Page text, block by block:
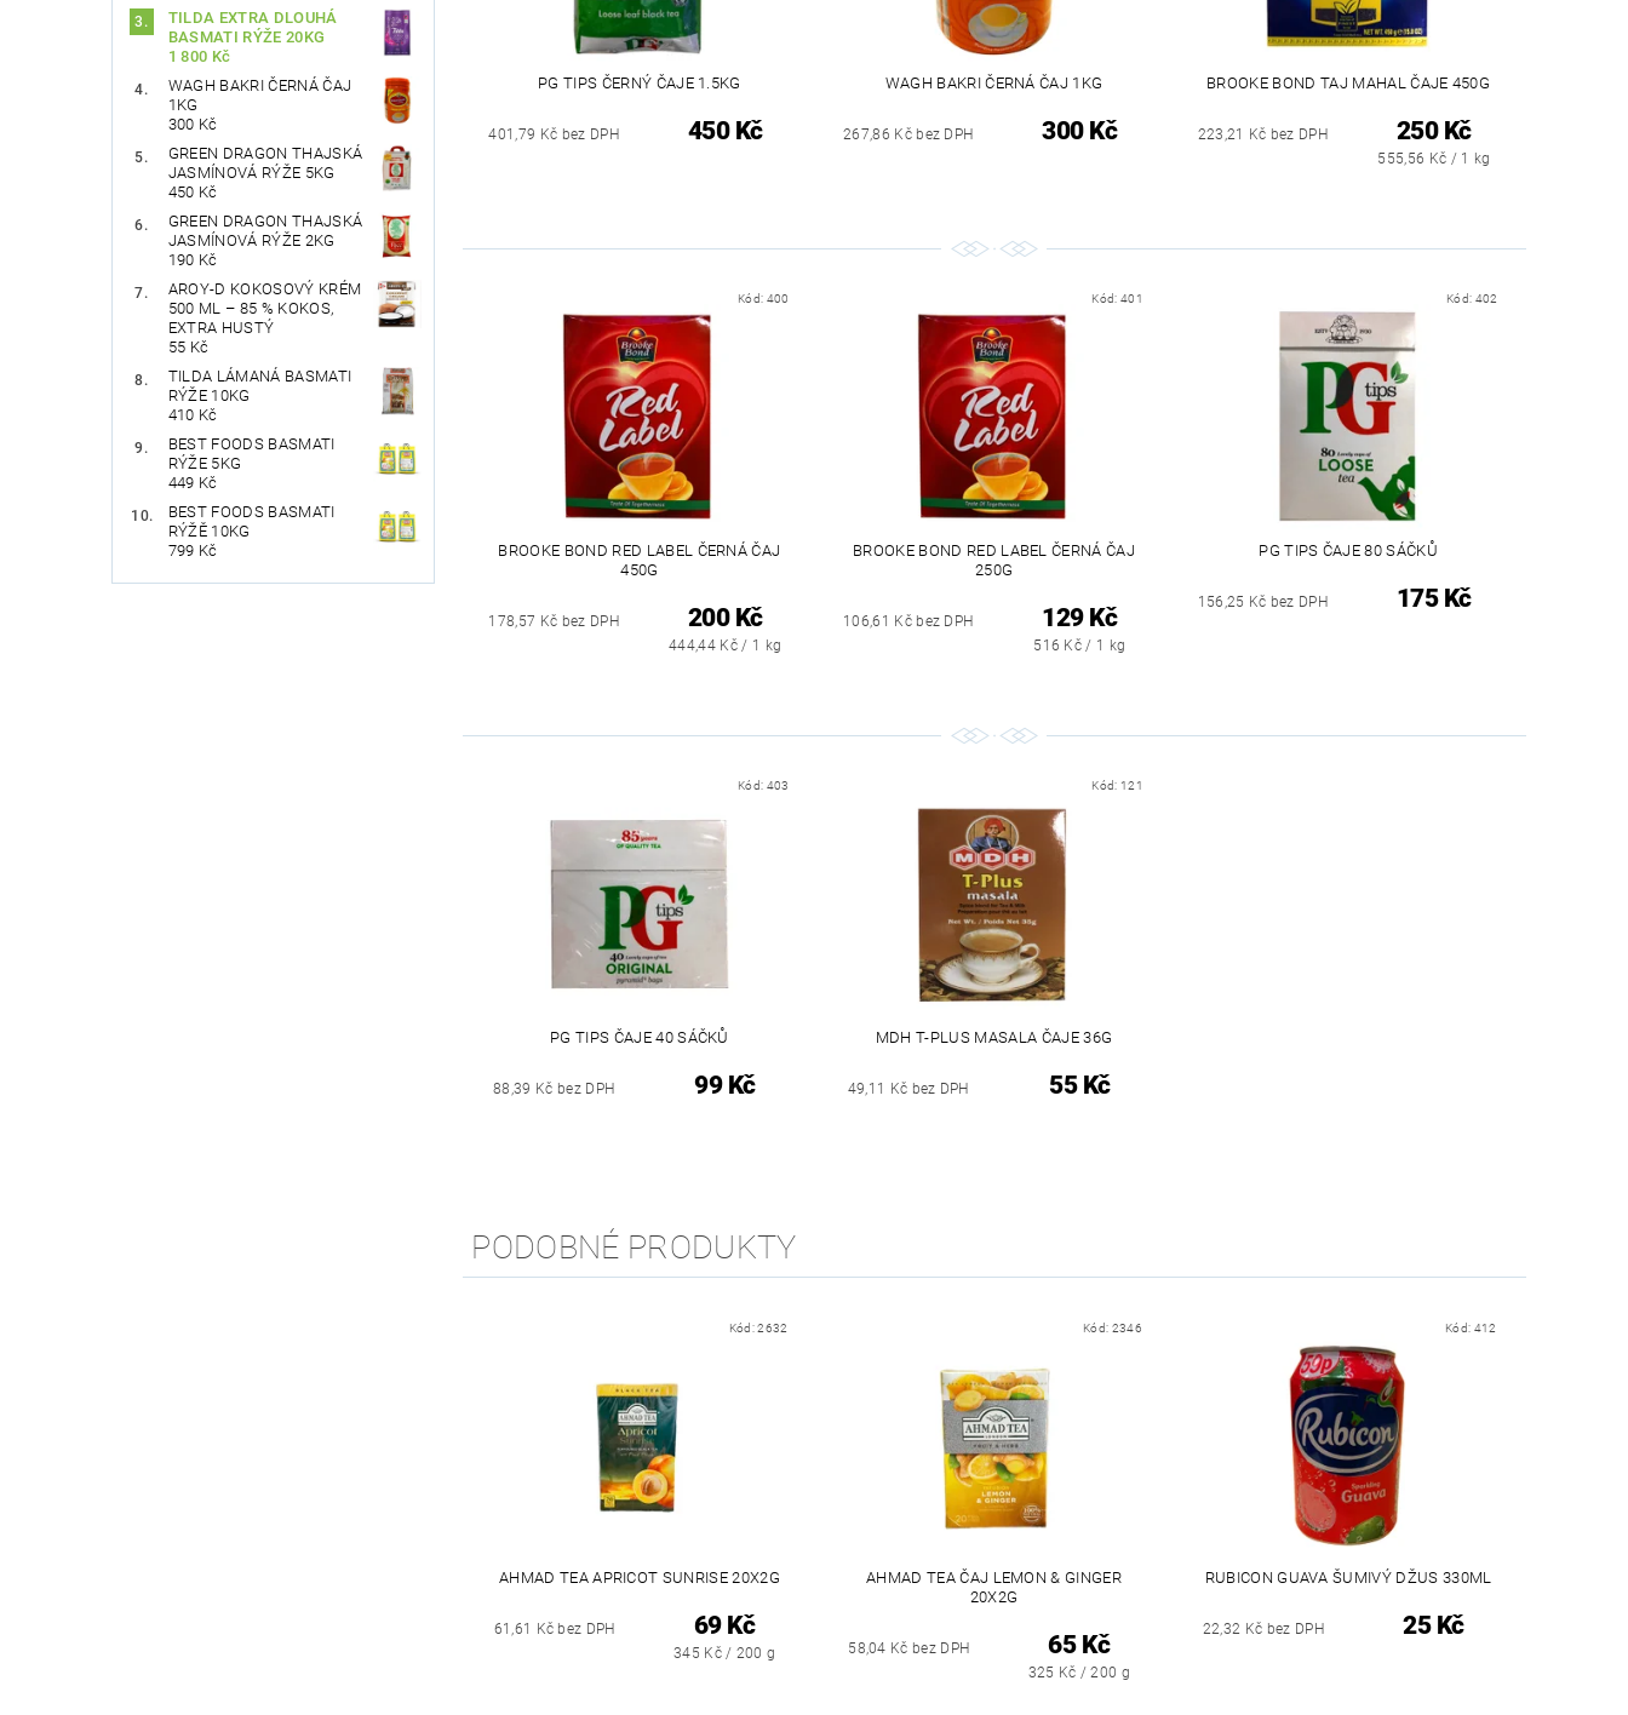
TILDA EXTRA DLOUHÁ
BASMATI RÝŽE 20KG
1 800 Kč
WAGH BAKRI ČERNÁ ČAJ
1KG
300 Kč
GREEN DRAGON THAJSKÁ
JASMÍNOVÁ RÝŽE 5KG
450 Kč
GREEN DRAGON THAJSKÁ
JASMÍNOVÁ RÝŽE 2KG
190 Kč
AROY-D KOKOSOVÝ KRÉM
500 ML – 85 % KOKOS,
EXTRA HUSTÝ
55 Kč
TILDA LÁMANÁ BASMATI
RÝŽE 10KG
410 Kč
BEST FOODS BASMATI
RÝŽE 5KG
449 Kč
BEST FOODS BASMATI
RÝŽĚ 10KG
799 Kč
PG TIPS ČERNÝ ČAJE 1.5KG
401,79 Kč bez DPH 450 Kč
WAGH BAKRI ČERNÁ ČAJ 1KG
267,86 Kč bez DPH 300 Kč
BROOKE BOND TAJ MAHAL ČAJE 450G
223,21 Kč bez DPH 250 Kč
555,56 Kč / 1 kg
Kód: 400
BROOKE BOND RED LABEL ČERNÁ ČAJ
450G
178,57 Kč bez DPH 200 Kč
444,44 Kč / 1 kg
Kód:401
BROOKE BOND RED LABEL ČERNÁ ČAJ
250G
106,61 Kč bez DPH 129 Kč
516 Kč / 1 kg
Kód: 402
PG TIPS ČAJE 80 SÁČKŮ
156,25 Kč bez DPH 175 Kč
Kód: 403
PG TIPS ČAJE 40 SÁČKŮ
88,39 Kč bez DPH 99 Kč
Kód: 121
MDH T-PLUS MASALA ČAJE 36G
49,11 Kč bez DPH 55 Kč
PODOBNÉ PRODUKTY
Kód:2632
AHMAD TEA APRICOT SUNRISE 20X2G
61,61 Kč bez DPH 69 Kč
345 Kč / 200 g
Kód: 2346
AHMAD TEA ČAJ LEMON & GINGER
20X2G
58,04 Kč bez DPH 65 Kč
325 Kč / 200 g
Kód: 412
RUBICON GUAVA ŠUMIVÝ DŽUS 330ML
22,32 Kč bez DPH 25 Kč